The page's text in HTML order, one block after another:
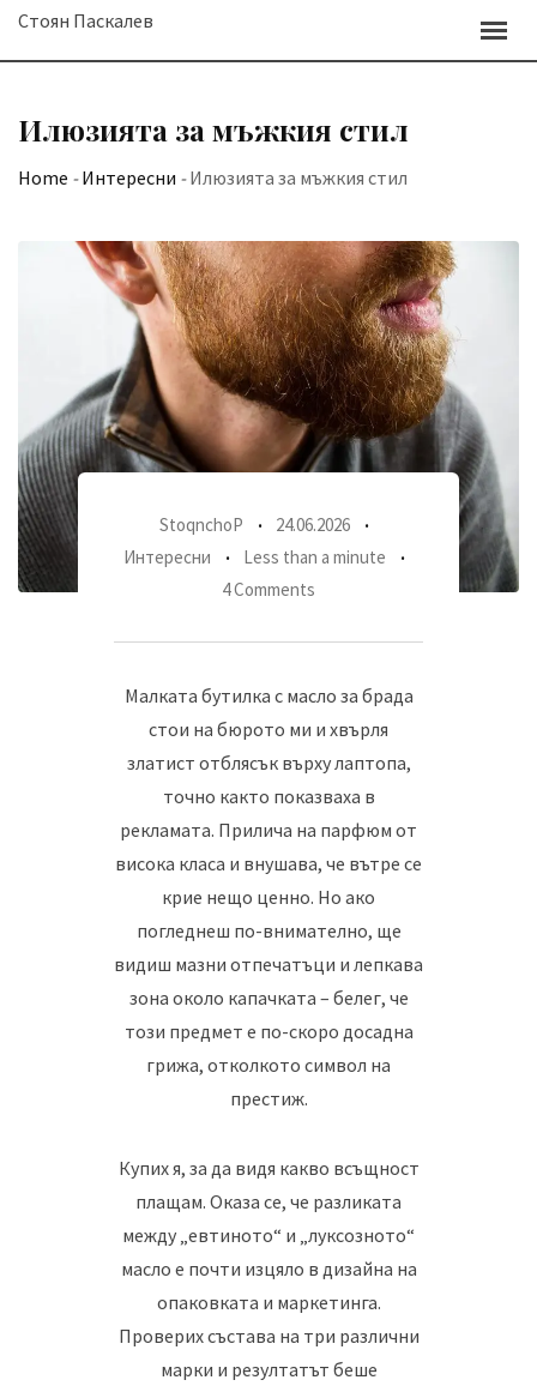
SkipСтоян Паскалев
Илюзията за мъжкия стил
Home -Интересни -Илюзията за мъжкия стил
StoqnchoP
24.06.2026
Интересни
Less than a minute
4 Comments
Малката бутилка с масло за брада
стои на бюрото ми и хвърля
златист отблясък върху лаптопа,
точно както показваха в
рекламата. Прилича на парфюм от
висока класа и внушава, че вътре се
крие нещо ценно. Но ако
погледнеш по-внимателно, ще
видиш мазни отпечатъци и лепкава
зона около капачката – белег, че
този предмет е по-скоро досадна
грижа, отколкото символ на
престиж.
Купих я, за да видя какво всъщност
плащам. Оказа се, че разликата
между „евтиното“ и „луксозното“
масло е почти изцяло в дизайна на
опаковката и маркетинга.
Проверих състава на три различни
марки и резултатът беше